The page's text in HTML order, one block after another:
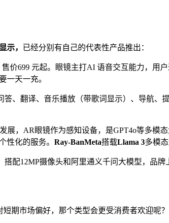
示， 已经分别有自己的代表性产品推出：
售价699 元起。眼镜主打AI 语音交互能力，
一天一充。
、翻译、音乐播放（带歌词显示）、导航、
展，AR眼镜作为感知设备，是GPT4o等多模
性化的服务。 Ray-BanMeta搭载Llama 3多模
配12MP摄像头和阿里通义千问大模型，品
期市场偏好，那个类型会更受消费者欢迎呢？